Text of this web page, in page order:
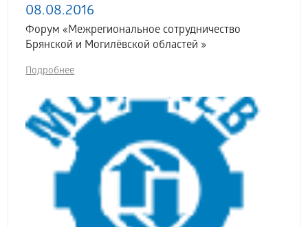
08.08.2016
Форум «Межрегиональное сотрудничество
Брянской и Могилёвской областей »
Подробнее